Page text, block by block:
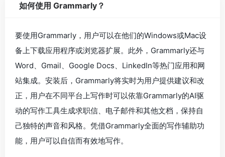
如何使用 Grammarly？
要使用Grammarly，用户可以在他们的Windows或Mac设
备上下载应用程序或浏览器扩展。此外，Grammarly还与
Word、Gmail、Google Docs、LinkedIn等热门应用和网
站集成。安装后，Grammarly将实时为用户提供建议和改
正，用户在不同平台上写作时可以依靠Grammarly的AI驱
动的写作工具生成求职信、电子邮件和其他文档，保持自
己独特的声音和风格。凭借Grammarly全面的写作辅助功
能，用户可以自信而有效地写作。